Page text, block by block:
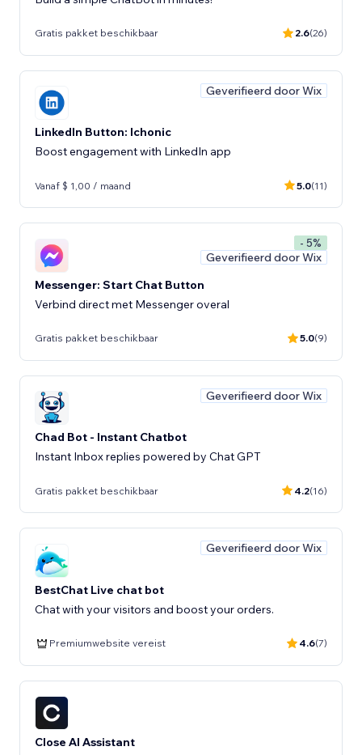
Gratis pakket beschikbaar 2.6(26)
Geverifieerd door Wix
LinkedIn Button: Ichonic
Boost engagement with LinkedIn app
Vanaf $ 1,00 / maand 5.0(11)
- 5%
Geverifieerd door Wix
Messenger: Start Chat Button
Verbind direct met Messenger overal
Gratis pakket beschikbaar 5.0(9)
Geverifieerd door Wix
Chad Bot - Instant Chatbot
Instant Inbox replies powered by Chat GPT
Gratis pakket beschikbaar 4.2(16)
Geverifieerd door Wix
BestChat Live chat bot
Chat with your visitors and boost your orders.
Premiumwebsite vereist 4.6(7)
Close AI Assistant